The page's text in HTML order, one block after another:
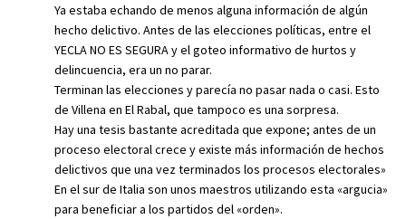
Ya estaba echando de menos alguna información de algún
hecho delictivo. Antes de las elecciones políticas, entre el
YECLA NO ES SEGURA y el goteo informativo de hurtos y
delincuencia, era un no parar.
Terminan las elecciones y parecía no pasar nada o casi. Esto
de Villena en El Rabal, que tampoco es una sorpresa.
Hay una tesis bastante acreditada que expone; antes de un
proceso electoral crece y existe más información de hechos
delictivos que una vez terminados los procesos electorales»
En el sur de Italia son unos maestros utilizando esta «argucia»
para beneficiar a los partidos del «orden».